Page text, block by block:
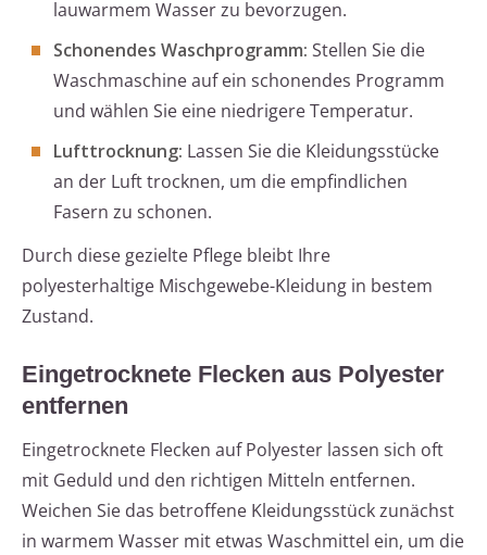
lauwarmem Wasser zu bevorzugen.
Schonendes Waschprogramm: Stellen Sie die
Waschmaschine auf ein schonendes Programm
und wählen Sie eine niedrigere Temperatur.
Lufttrocknung: Lassen Sie die Kleidungsstücke
an der Luft trocknen, um die empfindlichen
Fasern zu schonen.
Durch diese gezielte Pflege bleibt Ihre
polyesterhaltige Mischgewebe-Kleidung in bestem
Zustand.
Eingetrocknete Flecken aus Polyester
entfernen
Eingetrocknete Flecken auf Polyester lassen sich oft
mit Geduld und den richtigen Mitteln entfernen.
Weichen Sie das betroffene Kleidungsstück zunächst
in warmem Wasser mit etwas Waschmittel ein, um die